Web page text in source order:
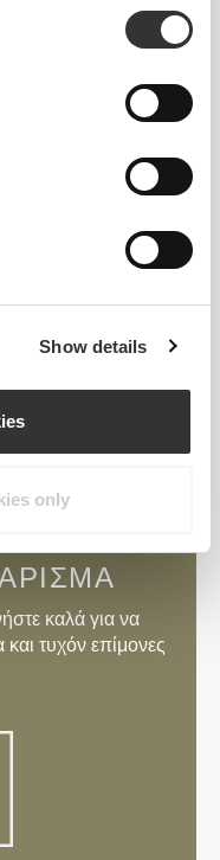
Show details
only
πιο σημαντικά
και ασφαλές για το
σας.
καλά για να
τυχόν επίμονες